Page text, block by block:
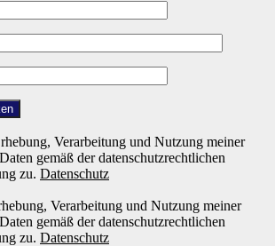
Verarbeitung und Nutzung meiner
gemäß der datenschutzrechtlichen
zu. Datenschutz
Verarbeitung und Nutzung meiner
gemäß der datenschutzrechtlichen
zu. Datenschutz